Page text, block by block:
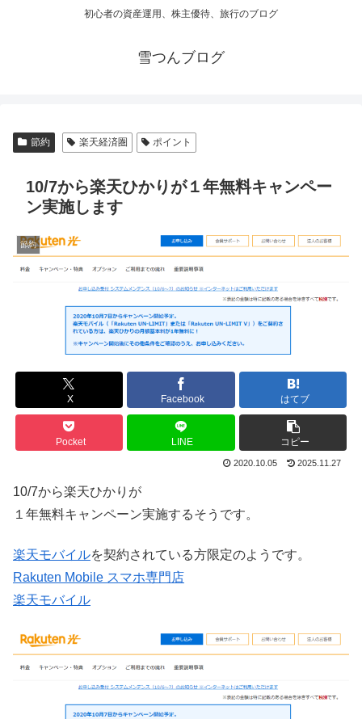
初心者の資産運用、株主優待、旅行のブログ
雪つんブログ
節約 楽天経済圏 ポイント
10/7から楽天ひかりが１年無料キャンペー
ン実施します
節約
X Facebook はてブ
Pocket LINE コピー
2020.10.05 2025.11.27
10/7から楽天ひかりが
１年無料キャンペーン実施するそうです。
楽天モバイルを契約されている方限定のようです。
Rakuten Mobile スマホ専門店
楽天モバイル